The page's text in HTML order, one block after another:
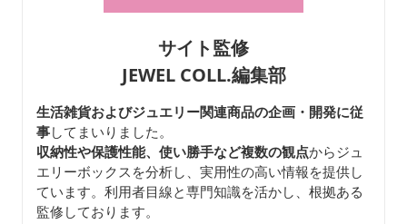
サイト監修
JEWEL COLL.編集部
生活雑貨およびジュエリー関連商品の企画・開発に従
事してまいりました。
収納性や保護性能、使い勝手など複数の観点からジュ
エリーボックスを分析し、実用性の高い情報を提供し
ています。利用者目線と専門知識を活かし、根拠ある
監修しております。